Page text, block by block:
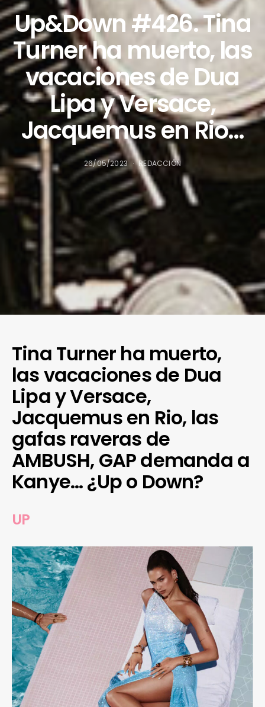
Up&Down #426. Tina
Turner ha muerto, las
vacaciones de Dua
Lipa y Versace,
Jacquemus en Rio…
26/05/2023 REDACCIÓN
Tina Turner ha muerto,
las vacaciones de Dua
Lipa y Versace,
Jacquemus en Rio, las
gafas raveras de
AMBUSH, GAP demanda a
Kanye… ¿Up o Down?
UP